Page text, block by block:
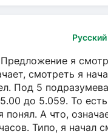
я
смотреть я
Под 5
до 5.059. То
понял. А что,
Типо, я начал